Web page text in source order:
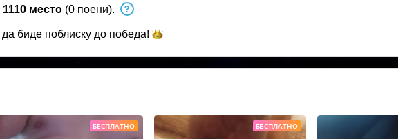
1110 место (0 поени).
да биде поблиску до победа!
БЕСПЛАТНО БЕСПЛАТНО